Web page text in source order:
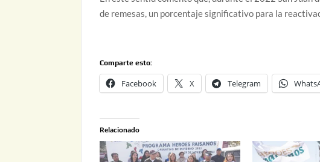
de remesas, un porcentaje significativo para la
Comparte esto:
Facebook X Telegram
Relacionado